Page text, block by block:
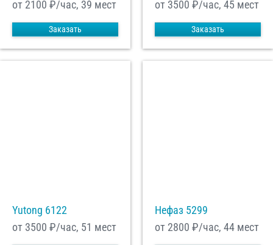
от 2100 ₽/час, 39 мест
Заказать
от 3500 ₽/час, 45 мест
Заказать
Yutong 6122
от 3500 ₽/час, 51 мест
Нефаз 5299
от 2800 ₽/час, 44 мест